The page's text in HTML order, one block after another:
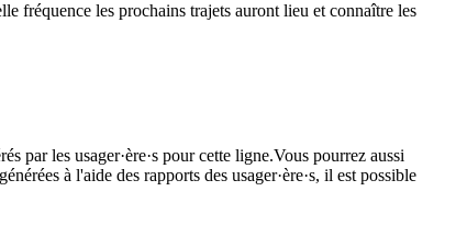
fréquence les prochains trajets auront lieu et connaître les
par les usager·ère·s pour cette ligne.Vous pourrez aussi
à l'aide des rapports des usager·ère·s, il est possible